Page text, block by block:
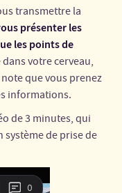
transmettre la
présenter les
les points de
votre cerveau,
que vous prenez
informations.
de 3 minutes, qui
système de prise de